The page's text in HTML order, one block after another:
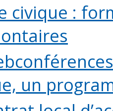
civique :
un